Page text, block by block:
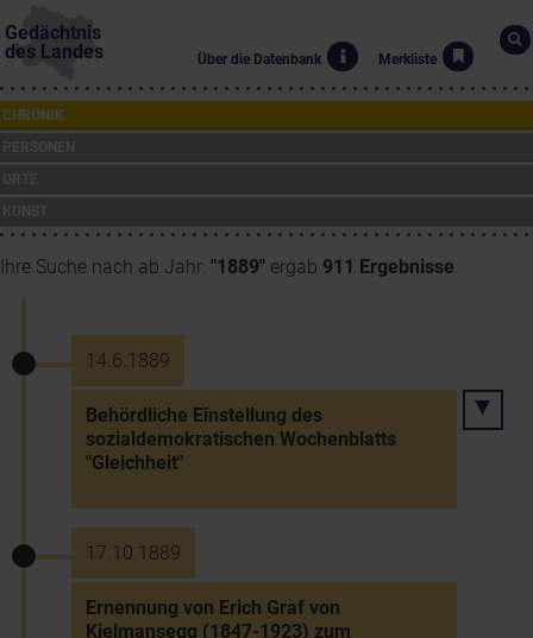
Gedächtnis
des Landes
Über die Datenbank Merkliste
CHRONIK
Ihre Suche nach ab Jahr: "1889" ergab 911 Ergebnisse.
14.6.1889
Behördliche Einstellung des
sozialdemokratischen Wochenblatts
"Gleichheit"
17.10.1889
Ernennung von Erich Graf von
Kielmansegg (1847-1923) zum